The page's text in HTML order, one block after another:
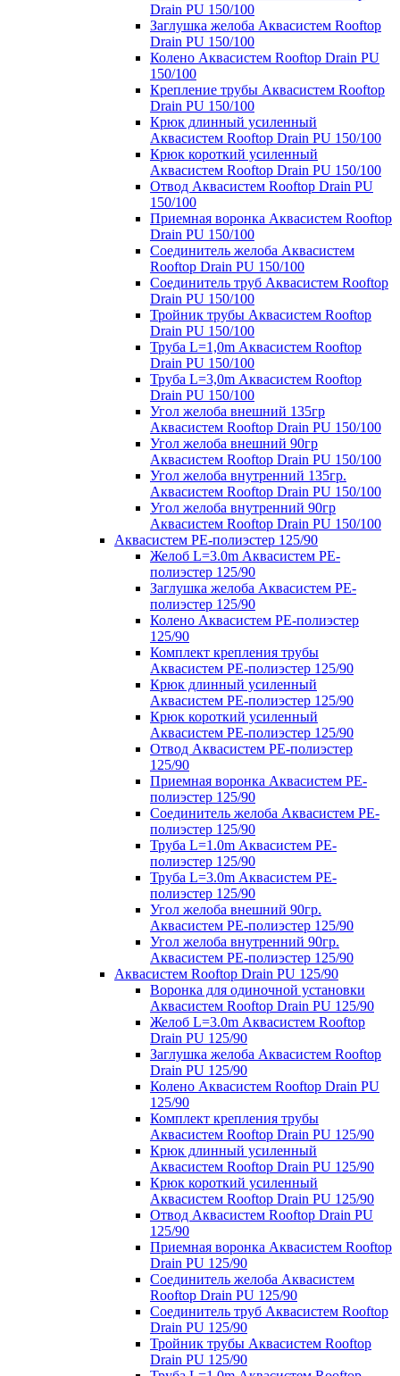
Drain PU 150/100
Заглушка желоба Аквасистем Rooftop
Drain PU 150/100
Колено Аквасистем Rooftop Drain PU
150/100
Крепление трубы Аквасистем Rooftop
Drain PU 150/100
Крюк длинный усиленный
Аквасистем Rooftop Drain PU 150/100
Крюк короткий усиленный
Аквасистем Rooftop Drain PU 150/100
Отвод Аквасистем Rooftop Drain PU
150/100
Приемная воронка Аквасистем Rooftop
Drain PU 150/100
Соединитель желоба Аквасистем
Rooftop Drain PU 150/100
Соединитель труб Аквасистем Rooftop
Drain PU 150/100
Тройник трубы Аквасистем Rooftop
Drain PU 150/100
Труба L=1,0m Аквасистем Rooftop
Drain PU 150/100
Труба L=3,0m Аквасистем Rooftop
Drain PU 150/100
Угол желоба внешний 135гр
Аквасистем Rooftop Drain PU 150/100
Угол желоба внешний 90гр
Аквасистем Rooftop Drain PU 150/100
Угол желоба внутренний 135гр.
Аквасистем Rooftop Drain PU 150/100
Угол желоба внутренний 90гр
Аквасистем Rooftop Drain PU 150/100
Аквасистем PE-полиэстер 125/90
Желоб L=3.0m Аквасистем PE-
полиэстер 125/90
Заглушка желоба Аквасистем PE-
полиэстер 125/90
Колено Аквасистем PE-полиэстер
125/90
Комплект крепления трубы
Аквасистем PE-полиэстер 125/90
Крюк длинный усиленный
Аквасистем PE-полиэстер 125/90
Крюк короткий усиленный
Аквасистем PE-полиэстер 125/90
Отвод Аквасистем РЕ-полиэстер
125/90
Приемная воронка Аквасистем PE-
полиэстер 125/90
Соединитель желоба Аквасистем PE-
полиэстер 125/90
Труба L=1.0m Аквасистем PE-
полиэстер 125/90
Труба L=3.0m Аквасистем PE-
полиэстер 125/90
Угол желоба внешний 90гр.
Аквасистем PE-полиэстер 125/90
Угол желоба внутренний 90гр.
Аквасистем PE-полиэстер 125/90
Аквасистем Rooftop Drain PU 125/90
Воронка для одиночной установки
Аквасистем Rooftop Drain PU 125/90
Желоб L=3.0m Аквасистем Rooftop
Drain PU 125/90
Заглушка желоба Аквасистем Rooftop
Drain PU 125/90
Колено Аквасистем Rooftop Drain PU
125/90
Комплект крепления трубы
Аквасистем Rooftop Drain PU 125/90
Крюк длинный усиленный
Аквасистем Rooftop Drain PU 125/90
Крюк короткий усиленный
Аквасистем Rooftop Drain PU 125/90
Отвод Аквасистем Rooftop Drain PU
125/90
Приемная воронка Аквасистем Rooftop
Drain PU 125/90
Соединитель желоба Аквасистем
Rooftop Drain PU 125/90
Соединитель труб Аквасистем Rooftop
Drain PU 125/90
Тройник трубы Аквасистем Rooftop
Drain PU 125/90